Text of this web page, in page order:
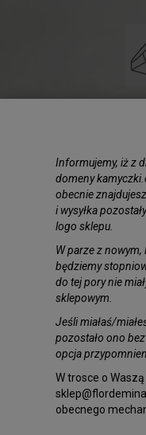
Informujemy, iż z
domeny
obecnie
i wysyłka
logo sklepu.
W parze z
będziemy
do tej pory nie
sklepowym.
Jeśli miałaś/
pozostało ono
opcja
W trosce o
obecnego
Kule Szklane z